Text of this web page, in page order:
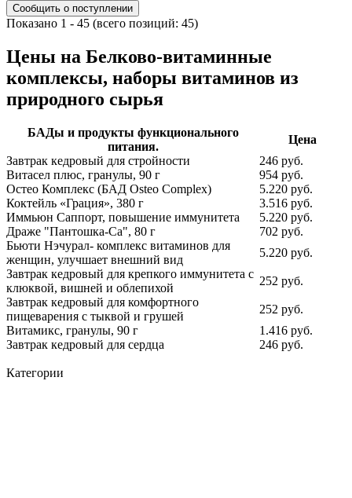
Сообщить о поступлении
Показано 1 - 45 (всего позиций: 45)
Цены на Белково-витаминные
комплексы, наборы витаминов из
природного сырья
БАДы и продукты функционального
питания.
Цена
Завтрак кедровый для стройности
246 руб.
Витасел плюс, гранулы, 90 г
954 руб.
Остео Комплекс (БАД Osteo Complex)
5.220 руб.
Коктейль «Грация», 380 г
3.516 руб.
Иммьюн Саппорт, повышение иммунитета
5.220 руб.
Драже "Пантошка-Ca", 80 г
702 руб.
Бьюти Нэчурал- комплекс витаминов для
женщин, улучшает внешний вид
5.220 руб.
Завтрак кедровый для крепкого иммунитета с
клюквой, вишней и облепихой
252 руб.
Завтрак кедровый для комфортного
пищеварения с тыквой и грушей
252 руб.
Витамикс, гранулы, 90 г
1.416 руб.
Завтрак кедровый для сердца
246 руб.
Категории